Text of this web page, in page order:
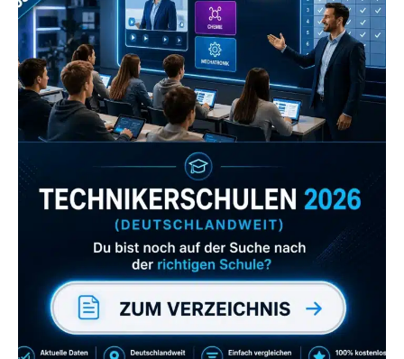
Zum Verzeichnis
Abonniere uns auch
gerne
wenn dir unsere Videos gefallen!
ZUM YOUTUBE KANAL